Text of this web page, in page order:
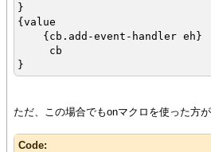
}
{value
{cb.add-event-handler eh}
cb
}
ただ、この場合でもonマクロを使った方が
Code: